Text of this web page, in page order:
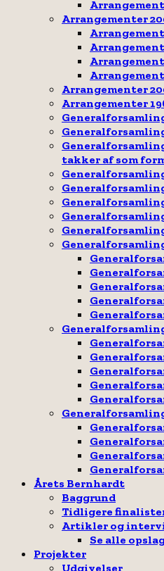
Arrangementer
Arrangementer
Arrangementer
takker af som
Årets Bernhardt
Baggrund
Tidligere
Artikler og
Se alle
Projekter
Udgivelser